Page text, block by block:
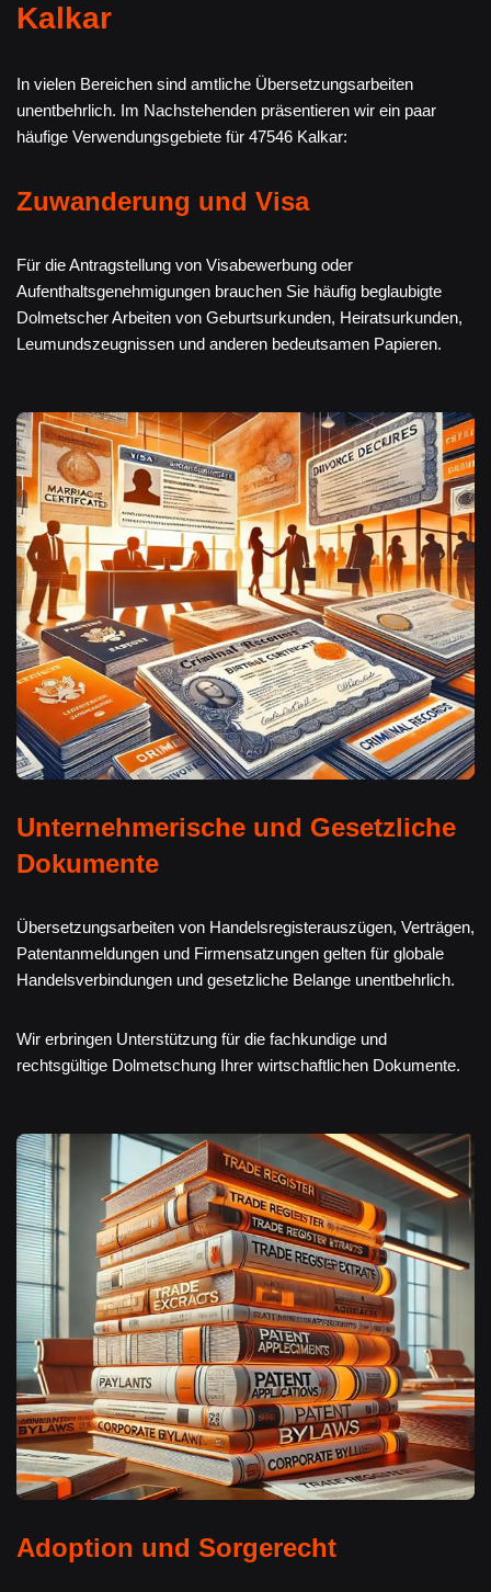
Kalkar
In vielen Bereichen sind amtliche Übersetzungsarbeiten
unentbehrlich. Im Nachstehenden präsentieren wir ein paar
häufige Verwendungsgebiete für 47546 Kalkar:
Zuwanderung und Visa
Für die Antragstellung von Visabewerbung oder
Aufenthaltsgenehmigungen brauchen Sie häufig beglaubigte
Dolmetscher Arbeiten von Geburtsurkunden, Heiratsurkunden,
Leumundszeugnissen und anderen bedeutsamen Papieren.
Unternehmerische und Gesetzliche
Dokumente
Übersetzungsarbeiten von Handelsregisterauszügen, Verträgen,
Patentanmeldungen und Firmensatzungen gelten für globale
Handelsverbindungen und gesetzliche Belange unentbehrlich.
Wir erbringen Unterstützung für die fachkundige und
rechtsgültige Dolmetschung Ihrer wirtschaftlichen Dokumente.
Adoption und Sorgerecht